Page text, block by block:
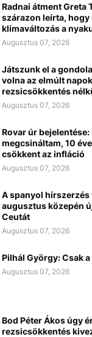
Radnai átment Greta
szárazon leírta, hogy
klímaváltozás a
Augusztus 07, 2026
Játszunk el a
volna az elmúlt
rezsicsökkentés
Augusztus 07, 2026
Rovar úr bejelentése:
megcsináltam, 10
csökkent az infláció
Augusztus 07, 2026
A spanyol
augusztus közepén
Ceutát
Augusztus 07, 2026
Pilhál György: Csak
Augusztus 07, 2026
Bod Péter Ákos úgy
rezsicsökkentés